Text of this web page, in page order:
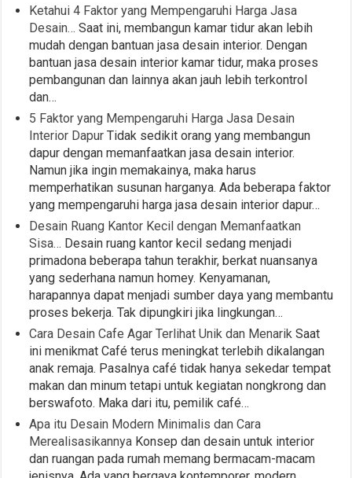
Ketahui 4 Faktor yang Mempengaruhi Harga Jasa
Desain… Saat ini, membangun kamar tidur akan lebih
mudah dengan bantuan jasa desain interior. Dengan
bantuan jasa desain interior kamar tidur, maka proses
pembangunan dan lainnya akan jauh lebih terkontrol
dan…
5 Faktor yang Mempengaruhi Harga Jasa Desain
Interior Dapur Tidak sedikit orang yang membangun
dapur dengan memanfaatkan jasa desain interior.
Namun jika ingin memakainya, maka harus
memperhatikan susunan harganya. Ada beberapa faktor
yang mempengaruhi harga jasa desain interior dapur…
Desain Ruang Kantor Kecil dengan Memanfaatkan
Sisa… Desain ruang kantor kecil sedang menjadi
primadona beberapa tahun terakhir, berkat nuansanya
yang sederhana namun homey. Kenyamanan,
harapannya dapat menjadi sumber daya yang membantu
proses bekerja. Tak dipungkiri jika lingkungan…
Cara Desain Cafe Agar Terlihat Unik dan Menarik Saat
ini menikmat Café terus meningkat terlebih dikalangan
anak remaja. Pasalnya café tidak hanya sekedar tempat
makan dan minum tetapi untuk kegiatan nongkrong dan
berswafoto. Maka dari itu, pemilik café…
Apa itu Desain Modern Minimalis dan Cara
Merealisasikannya Konsep dan desain untuk interior
dan ruangan pada rumah memang bermacam-macam